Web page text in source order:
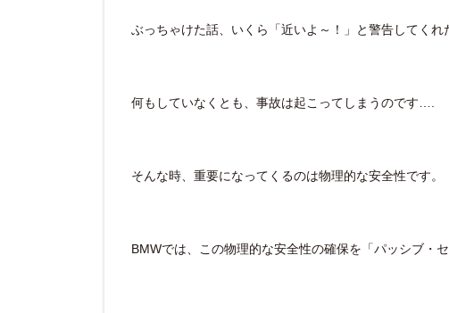
ぶっちゃけた話、いくら「近いよ～！」と警告してく
何もしていなくとも、事故は起こってしまうのです….
そんな時、重要になってくるのは物理的な安全性です。
BMWでは、この物理的な安全性の確保を「パッシブ・